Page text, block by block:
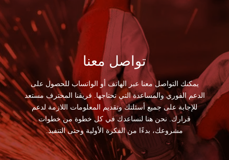
تواصل معنا
يمكنك التواصل معنا عبر الهاتف أو الواتساب للحصول على
الدعم الفوري والمساعدة التي تحتاجها. فريقنا المحترف مستعد
للإجابة على جميع أسئلتك وتقديم المعلومات اللازمة لدعم
قرارك. نحن هنا لنساعدك في كل خطوة من خطوات
مشروعك، بدءًا من الفكرة الأولية وحتى التنفيذ.